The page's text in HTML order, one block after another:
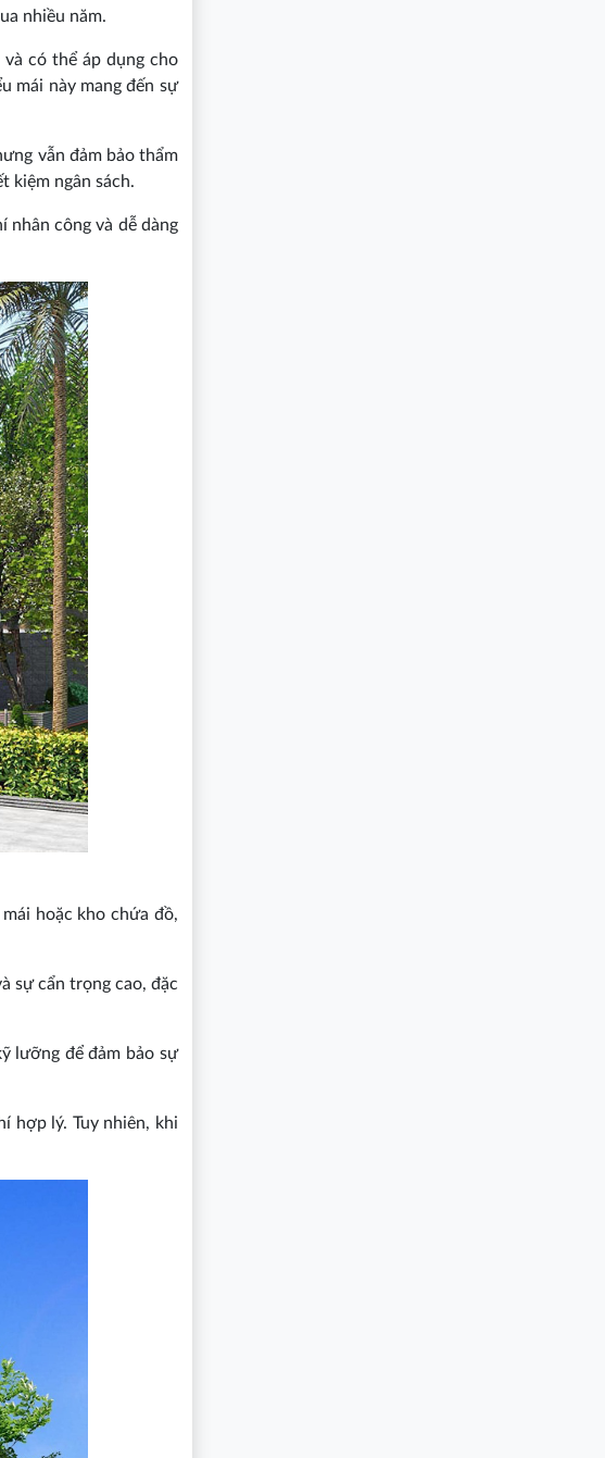
nhiều năm.
có thể áp dụng cho
mái này mang đến sự
vẫn đảm bảo thẩm
kiệm ngân sách.
nhân công và dễ dàng
hoặc kho chứa đồ,
sự cẩn trọng cao, đặc
lưỡng để đảm bảo sự
hợp lý. Tuy nhiên, khi